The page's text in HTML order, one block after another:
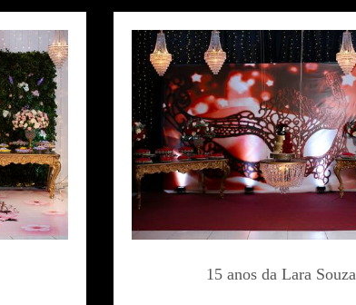
15 anos da Lara Souza